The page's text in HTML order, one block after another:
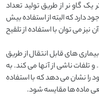
گاو نر از طریق تولید تعداد
دارد که البته از استفاده بیش
نیز می توان با استفاده از تلقیح
های قابل انتقال از طریق
تلفات ناشی از آنها می کند. به
نشان می دهد که با استفاده
ماده ها مقایسه شود.